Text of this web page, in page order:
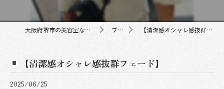
大阪府堺市の美容室ならFor-Relive ブログ 【清潔感オシャレ感抜群フェード】
【清潔感オシャレ感抜群フェード】
2025/06/25